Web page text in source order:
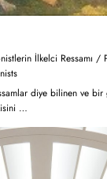
İlkelci Ressamı /
diye bilinen ve
…